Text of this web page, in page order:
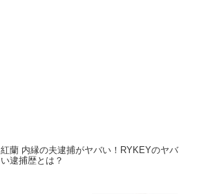
紅蘭 内縁の夫逮捕がヤバい！RYKEYのヤバ
い逮捕歴とは？